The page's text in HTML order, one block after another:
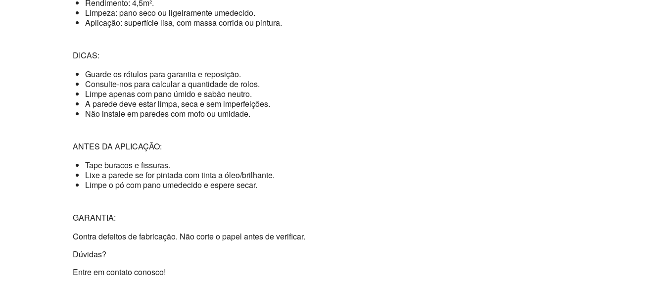
Rendimento: 4,5m².
Limpeza: pano seco ou ligeiramente umedecido.
Aplicação: superfície lisa, com massa corrida ou pintura.
DICAS:
Guarde os rótulos para garantia e reposição.
Consulte-nos para calcular a quantidade de rolos.
Limpe apenas com pano úmido e sabão neutro.
A parede deve estar limpa, seca e sem imperfeições.
Não instale em paredes com mofo ou umidade.
ANTES DA APLICAÇÃO:
Tape buracos e fissuras.
Lixe a parede se for pintada com tinta a óleo/brilhante.
Limpe o pó com pano umedecido e espere secar.
GARANTIA:
Contra defeitos de fabricação. Não corte o papel antes de verificar.
Dúvidas?
Entre em contato conosco!